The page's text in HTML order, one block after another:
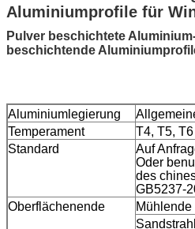
Aluminiumprofile für
Pulver beschichtete
beschichtende
Aluminiumlegierung
Temperament
T4, T5, T6
Standard
Auf
Oder
des
GB5237-
Oberflächenende
Mühlende